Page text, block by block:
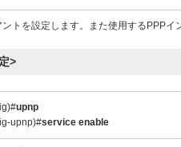
トを設定します。また使用するPPPイ
>
upnp
upnp)#service enable